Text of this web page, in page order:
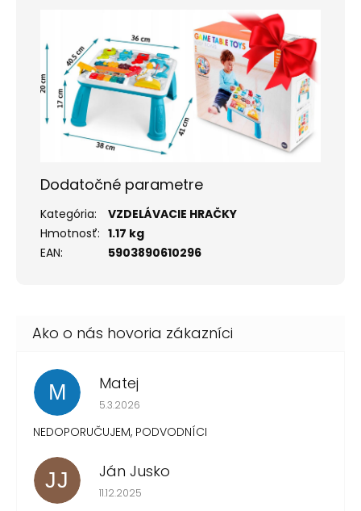
Dodatočné parametre
Kategória:
VZDELÁVACIE HRAČKY
Hmotnosť: 1.17 kg
EAN: 5903890610296
M Matej
Hodnotenie obchodu je 1 z 5 hviezdičiek.
5.3.2026
NEDOPORUČUJEM, PODVODNÍCI
JJ Ján Jusko
Hodnotenie obchodu je 1 z 5 hviezdičiek.
11.12.2025